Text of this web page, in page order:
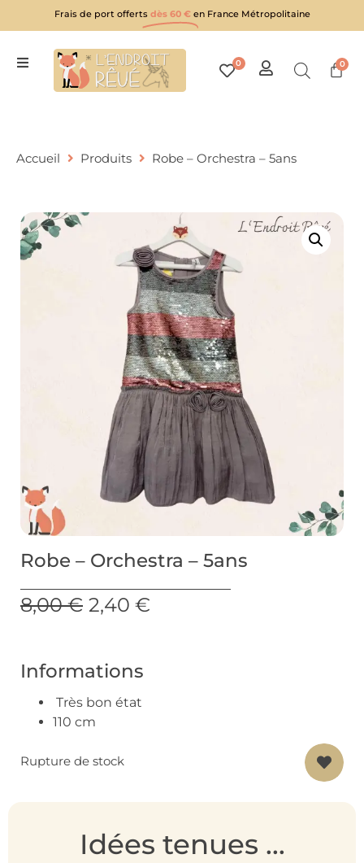
Frais de port offerts dès 60 € en France Métropolitaine
0 0
Accueil Produits Robe – Orchestra – 5ans
Robe – Orchestra – 5ans
8,00€ 2,40 €
Informations
Très bon état
110 cm
Rupture de stock
Idées tenues ...